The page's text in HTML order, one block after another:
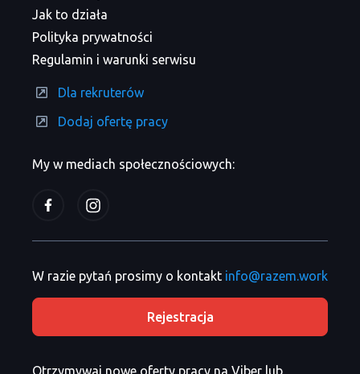
My w mediach społecznościowych:
Jak to działa
Polityka prywatności
Regulamin i warunki serwisu
Dla rekruterów
Dodaj ofertę pracy
W razie pytań prosimy o kontakt info@razem.work
Rejestracja
Otrzymywaj nowe oferty pracy na Viber lub